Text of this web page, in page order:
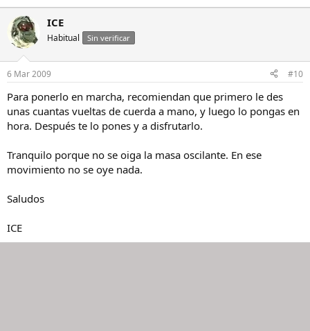
ICE
Habitual Sin verificar
6 Mar 2009 #10
Para ponerlo en marcha, recomiendan que primero le des
unas cuantas vueltas de cuerda a mano, y luego lo pongas en
hora. Después te lo pones y a disfrutarlo.
Tranquilo porque no se oiga la masa oscilante. En ese
movimiento no se oye nada.
Saludos
ICE